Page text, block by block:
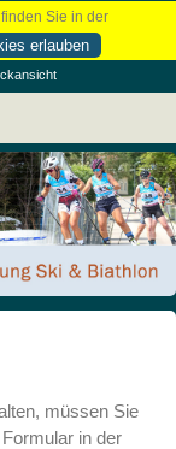
Sie in der
erlauben
müssen Sie
in der